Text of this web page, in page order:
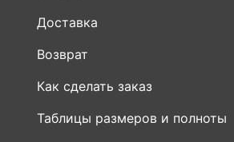
Доставка
Возврат
Как сделать заказ
Таблицы размеров и полноты